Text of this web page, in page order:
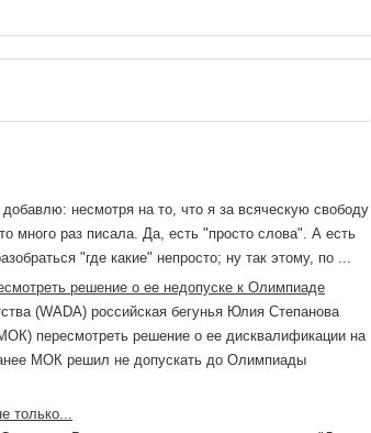
несмотря на то, что я за всяческую свободу
много раз писала. Да, есть "просто слова". А есть
"где какие" непросто; ну так этому, по ...
решение о ее недопуске к Олимпиаде
(WADA) российская бегунья Юлия Степанова
пересмотреть решение о ее дисквалификации на
МОК решил не допускать до Олимпиады
только...